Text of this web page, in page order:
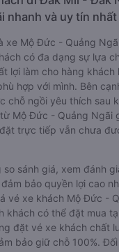
nhanh và uy tín nhất
xe Mộ Đức - Quảng
có đa dạng sự lựa
lợi làm cho hàng khách
hợp với mình. Bên
chỗ ngồi yêu thích sau
Mộ Đức - Quảng Ngãi
trực tiếp vẫn chưa
so sánh giá, xem đánh
bảo quyền lợi cao
vé xe khách Mộ Đức -
khách có thể đặt mua
đặt vé xe khách chất
bảo giữ chỗ 100%.